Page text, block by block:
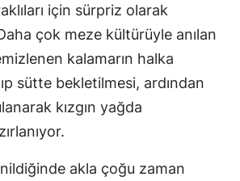
için sürpriz olarak
çok meze kültürüyle anılan
kalamarın halka
sütte bekletilmesi, ardından
kızgın yağda
akla çoğu zaman